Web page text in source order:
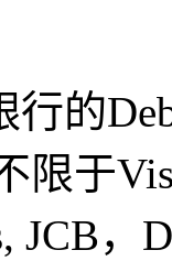
的
限于
JCB，